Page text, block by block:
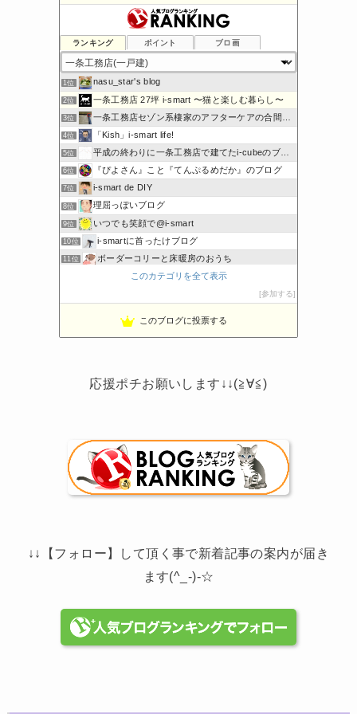
ランキング ポイント ブロ画
1位 nasu_star's blog
2位 一条工務店 27坪 i-smart 〜猫と楽しむ暮らし〜
3位 一条工務店セゾン系棲家のアフターケアの合間に綴るブログ
4位 「Kish」i-smart life!
5位 平成の終わりに一条工務店で建てたi-cubeのブログ
6位 『ぴよさん』こと『てんぷるめだか』のブログ
7位 i-smart de DIY
8位 理屈っぽいブログ
9位 いつでも笑顔で@i-smart
10位 i-smartに首ったけブログ
11位 ボーダーコリーと床暖房のおうち
節約しないエコライフ
わかまっちょのおうち
このカテゴリを全て表示
参加する
このブログに投票する
応援ポチお願いします↓↓(≧∀≦)
↓↓【フォロー】して頂く事で新着記事の案内が届き
ます(^_-)-☆